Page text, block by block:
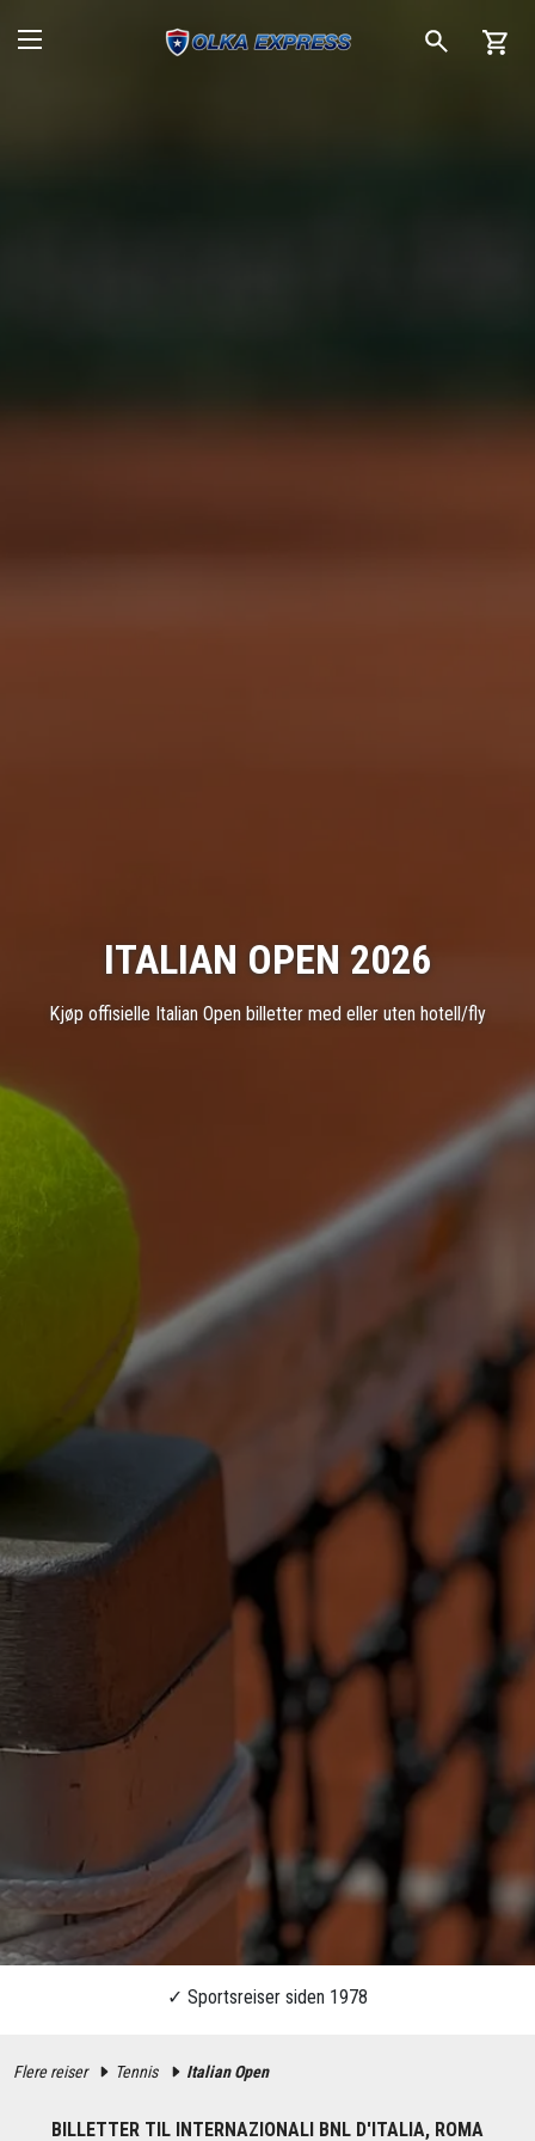
ITALIAN OPEN 2026
Kjøp offisielle Italian Open billetter med eller uten hotell/fly
Flere reiser Tennis Italian Open
BILLETTER TIL INTERNAZIONALI BNL D'ITALIA, ROMA